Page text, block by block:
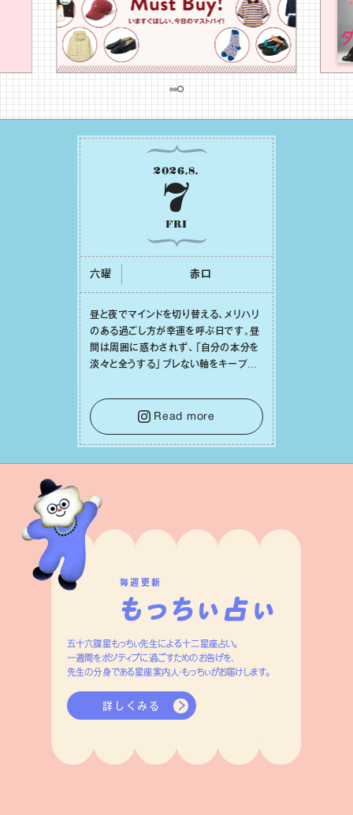
2026.8.
7
FRI
六曜 ⾚⼝
昼と夜でマインドを切り替える、メリハリ
のある過ごし⽅が幸運を呼ぶ⽇です。昼
間は周囲に惑わされず、「⾃分の本分を
淡々と全うする」ブレない軸をキープし
⾔葉に流されないよう、⼼にしっかりブ
レーキをかけること。この意識の切り替
えが、あなたに確かな安⼼感をもたらす
はずです。
Read more
毎週更新
五十六謀星もっちぃ先生による十二星座占い。
一週間をポジティブに過ごすためのお告げを、
先生の分身である星座案内人・もっちぃがお届けします。
詳しくみる